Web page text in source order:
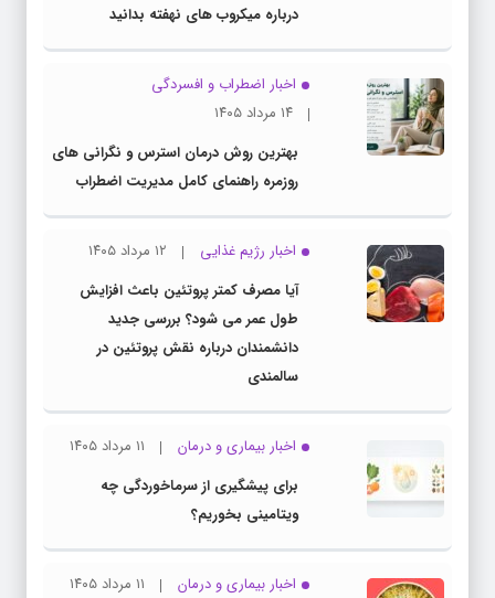
درباره میکروب های نهفته بدانید
اخبار اضطراب و افسردگی
۱۴ مرداد ۱۴۰۵
بهترین روش درمان استرس و نگرانی های
روزمره راهنمای کامل مدیریت اضطراب
اخبار رژیم غذایی
۱۲ مرداد ۱۴۰۵
آیا مصرف کمتر پروتئین باعث افزایش
طول عمر می شود؟ بررسی جدید
دانشمندان درباره نقش پروتئین در
سالمندی
اخبار بیماری و درمان
۱۱ مرداد ۱۴۰۵
برای پیشگیری از سرماخوردگی چه
ویتامینی بخوریم؟
اخبار بیماری و درمان
۱۱ مرداد ۱۴۰۵